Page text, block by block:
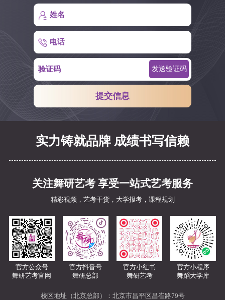
姓名
电话
验证码 发送验证码
实力铸就品牌 成绩书写信赖
关注舞研艺考 享受一站式艺考服务
精彩视频，艺考干货，大学报考，课程规划
官方公众号
舞研艺考官网
官方抖音号
舞研总部
官方小红书
舞研艺考
官方小程序
舞蹈大学库
校区地址（北京总部）：北京市昌平区昌崔路79号